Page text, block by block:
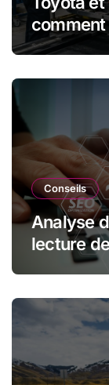
réduit les
Conseils
Analyse
lecture